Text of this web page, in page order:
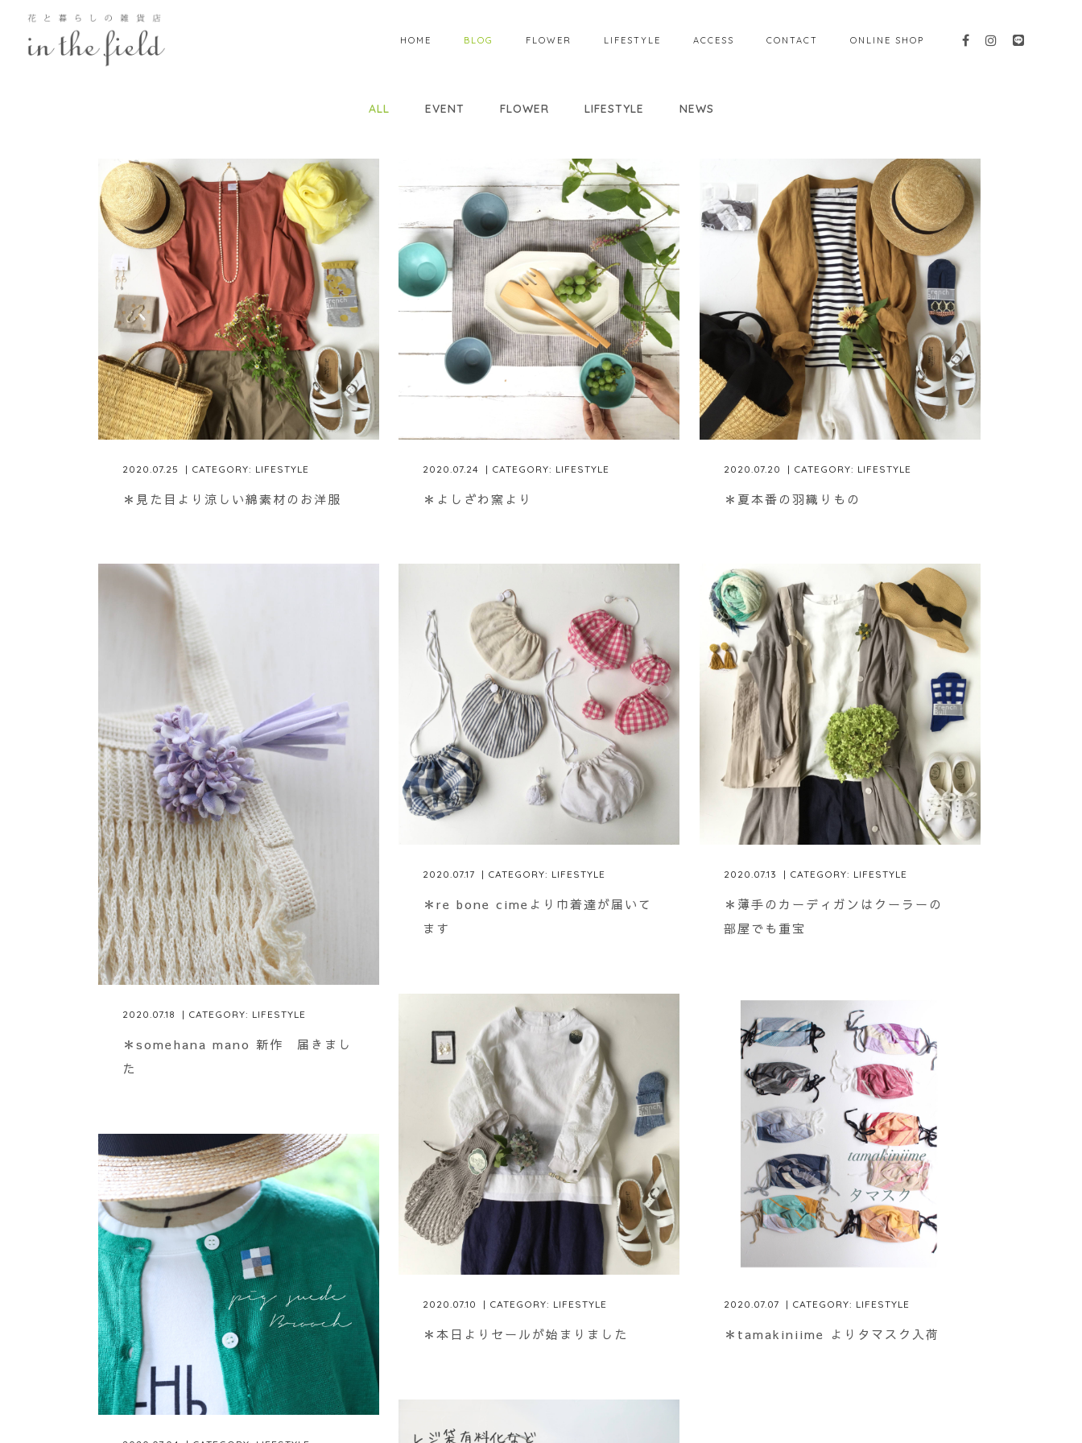
HOME BLOG FLOWER LIFESTYLE ACCESS CONTACT ONLINE SHOP
ALL EVENT FLOWER LIFESTYLE NEWS
2020.07.25 | CATEGORY: LIFESTYLE
＊見た目より涼しい綿素材のお洋服
2020.07.24 | CATEGORY: LIFESTYLE
＊よしざわ窯より
2020.07.20 | CATEGORY: LIFESTYLE
＊夏本番の羽織りもの
2020.07.18 | CATEGORY: LIFESTYLE
＊somehana mano 新作 届きまし
た
2020.07.17 | CATEGORY: LIFESTYLE
＊re bone cimeより巾着達が届いて
ます
2020.07.13 | CATEGORY: LIFESTYLE
＊薄手のカーディガンはクーラーの
部屋でも重宝
2020.07.10 | CATEGORY: LIFESTYLE
＊本日よりセールが始まりました
2020.07.07 | CATEGORY: LIFESTYLE
＊tamakiniime よりタマスク入荷